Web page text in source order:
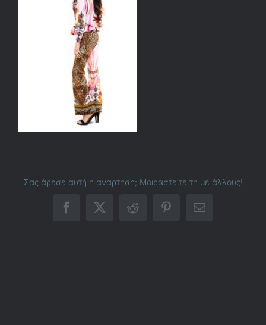
Σας άρεσε αυτή η ανάρτηση; Μοιραστείτε τη με άλλους!
Facebook
X RedditPinterestEmail